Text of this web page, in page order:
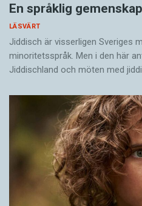
En språklig gemenskap
LÄSVÄRT
Jiddisch är visserligen Sveriges
minoritetsspråk. Men i den här
Jiddischland och möten med